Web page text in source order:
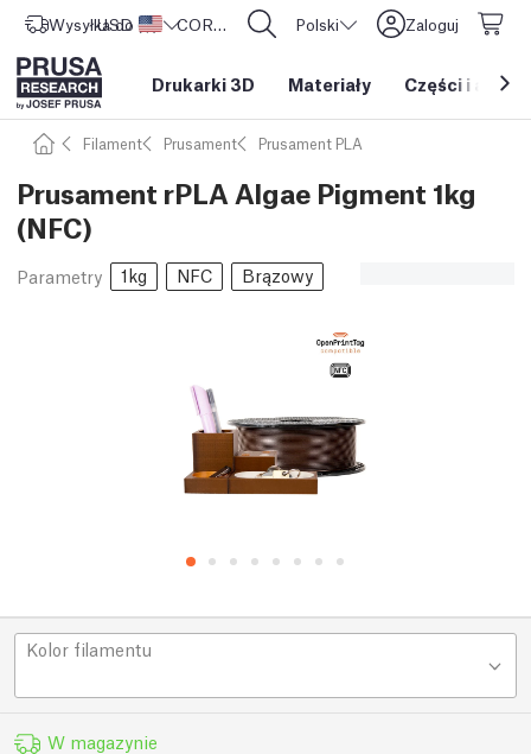
Wysyłka do Stany Zjednoczone
USD ($) CORE One L: Już w sprzedaży! Polski Zaloguj
Drukarki 3D Materiały Części i
Filament Prusament Prusament PLA
Prusament rPLA Algae Pigment 1kg
(NFC)
Parametry 1kg NFC Brązowy
Kolor filamentu
W magazynie